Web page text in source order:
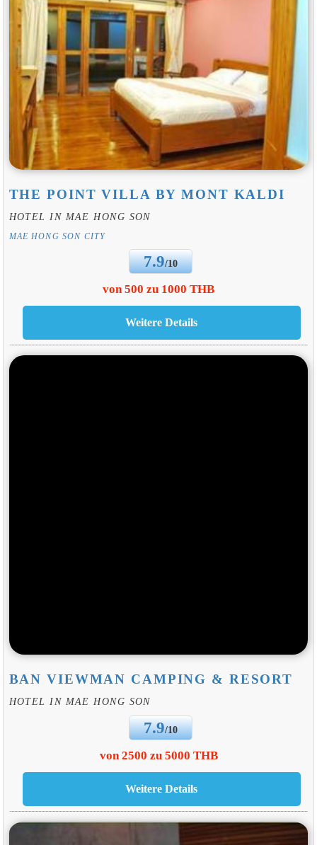
THE POINT VILLA BY MONT KALDI
HOTEL IN MAE HONG SON
MAE HONG SON CITY
7.9/10
von 500 zu 1000 THB
BAN VIEWMAN CAMPING & RESORT
HOTEL IN MAE HONG SON
7.9/10
von 2500 zu 5000 THB